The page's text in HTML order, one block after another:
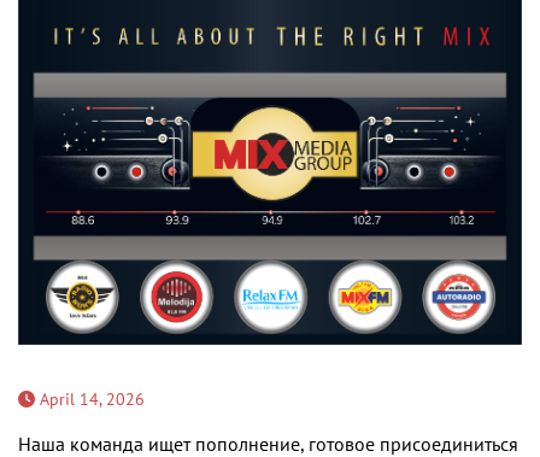
April 14, 2026
Наша команда ищет пополнение, готовое присоединиться